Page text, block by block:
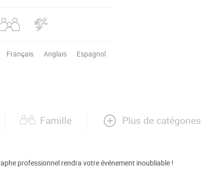
Français Anglais Espagnol
Famille Plus de catégories
professionnel rendra votre événement inoubliable !